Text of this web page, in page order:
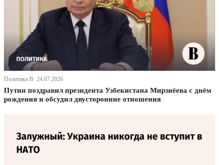
Политика В· 24.07.2026
Путин поздравил президента Узбекистана Мирзиёева с днём
рождения и обсудил двусторонние отношения